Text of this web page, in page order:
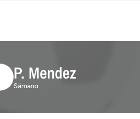
P. Mendez
Sámano